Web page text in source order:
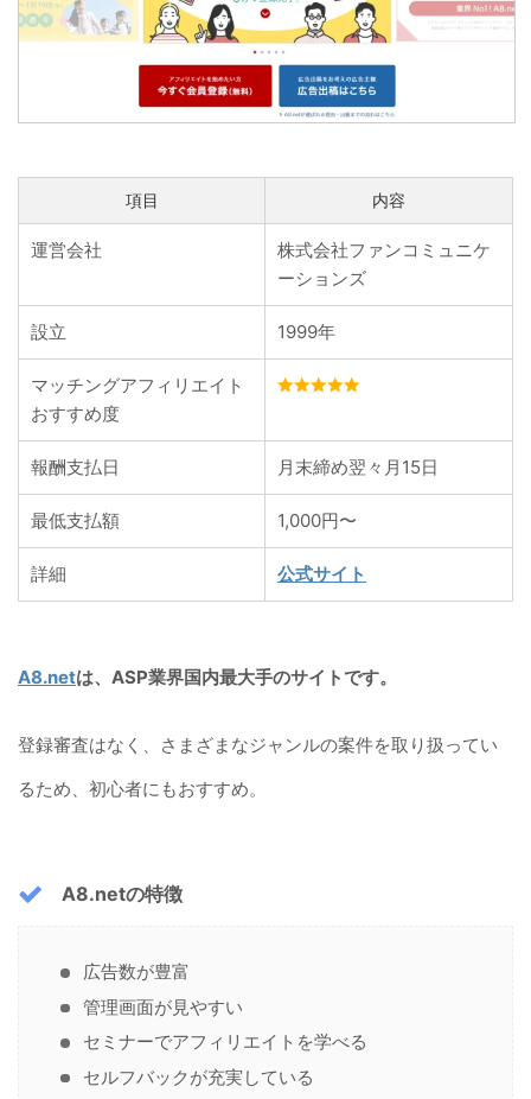
項目 内容
運営会社
株式会社ファンコミュニケ
ーションズ
設立 1999年
マッチングアフィリエイト
おすすめ度
報酬支払日 月末締め翌々月15日
最低支払額 1,000円〜
詳細 公式サイト
A8.netは、ASP業界国内最大手のサイトです。
登録審査はなく、さまざまなジャンルの案件を取り扱ってい
るため、初心者にもおすすめ。
A8.netの特徴
広告数が豊富
管理画面が見やすい
セミナーでアフィリエイトを学べる
セルフバックが充実している